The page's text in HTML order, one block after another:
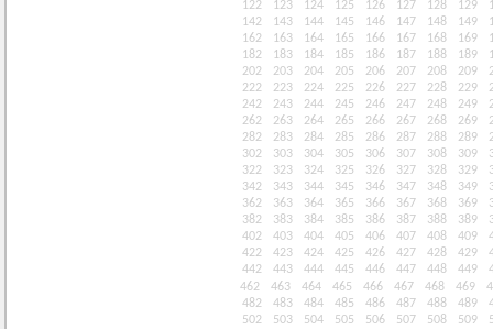
122
123 124 125 126 127 128 129
142
143 144 145 146 147 148 149
162
163 164 165 166 167 168 169
182
183 184 185 186 187 188 189
202
203 204 205 206 207 208 209
222
223 224 225 226 227 228 229
242
243 244 245 246 247 248 249
262
263 264 265 266 267 268 269
282
283 284 285 286 287 288 289
302
303 304 305 306 307 308 309
322
323 324 325 326 327 328 329
342
343 344 345 346 347 348 349
362
363 364 365 366 367 368 369
382
383 384 385 386 387 388 389
402
403 404 405 406 407 408 409
422
423 424 425 426 427 428 429
442
443 444 445 446 447 448 449
462
463 464 465 466 467 468 469
482
483 484 485 486 487 488 489
502
503 504 505 506 507 508 509